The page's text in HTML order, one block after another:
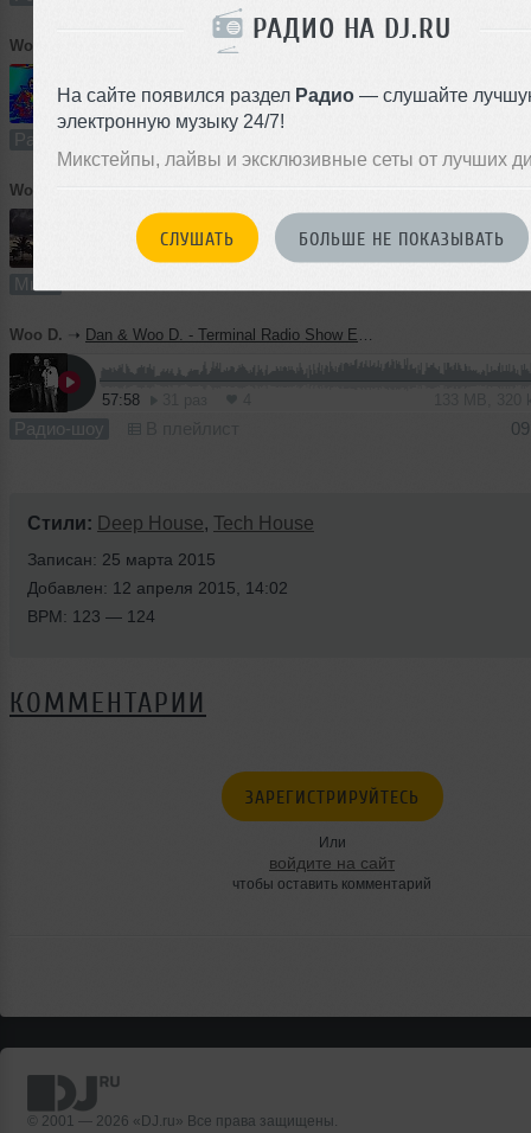
РАДИО НА DJ.RU
На сайте появился раздел Радио — слушайте
электронную музыку 24/7!
Микстейпы, лайвы и эксклюзивные сеты от лучших
СЛУШАТЬ БОЛЬШЕ НЕ ПОКАЗЫВАТЬ
Woo D. Dan & Woo D. - Terminal Radio Show Episode 04 (04.04.15)
2 129 MB,
Радио-шоу
Woo D.
74:14 3 170 MB,
Микс
Woo D. ➝ Dan & Woo D. - Terminal Radio Show Episode 03 (28.03.15)
57:58
Радио-шоу
Стили: Deep House, Tech House
Записан: 25 марта 2015
Добавлен: 12 апреля 2015, 14:02
BPM: 123 — 124
КОММЕНТАРИИ
ЗАРЕГИСТРИРУЙТЕСЬ
Или
войдите на сайт
чтобы оставить комментарий
© 2001 — 2026 «DJ.ru» Все права защищены.